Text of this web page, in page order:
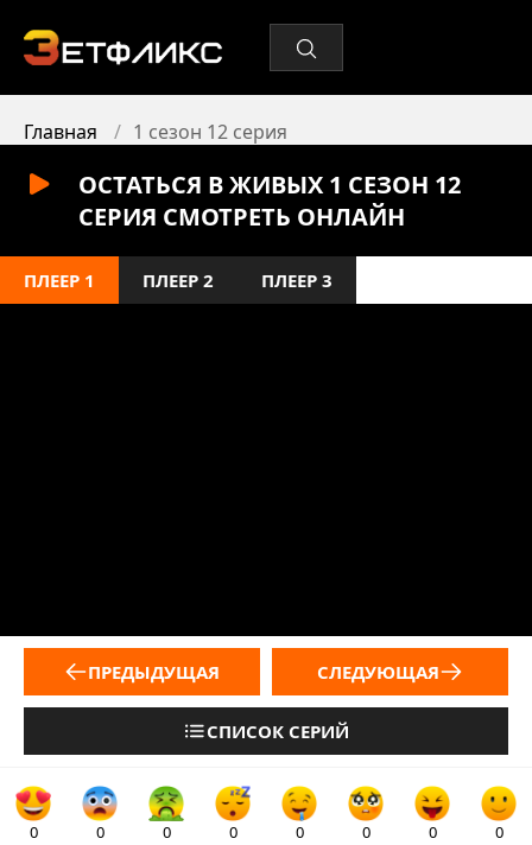
Главная 1 сезон 12 серия
ОСТАТЬСЯ В ЖИВЫХ 1 СЕЗОН 12
СЕРИЯ СМОТРЕТЬ ОНЛАЙН
ПЛЕЕР 1 ПЛЕЕР 2 ПЛЕЕР 3
ПРЕДЫДУЩАЯ
СПИСОК СЕРИЙ
СЛЕДУЮЩАЯ
0 0 0 0 0 0 0 0